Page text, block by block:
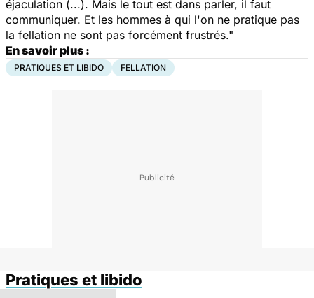
éjaculation (...). Mais le tout est dans parler, il faut
communiquer. Et les hommes à qui l'on ne pratique pas
la fellation ne sont pas forcément frustrés."
En savoir plus :
PRATIQUES ET LIBIDO FELLATION
Pratiques et libido